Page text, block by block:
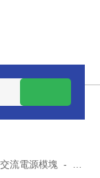
24U
交流電源模塊 -